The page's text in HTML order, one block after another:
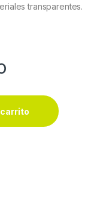
transparentes.
01 Plus 20 g quantity